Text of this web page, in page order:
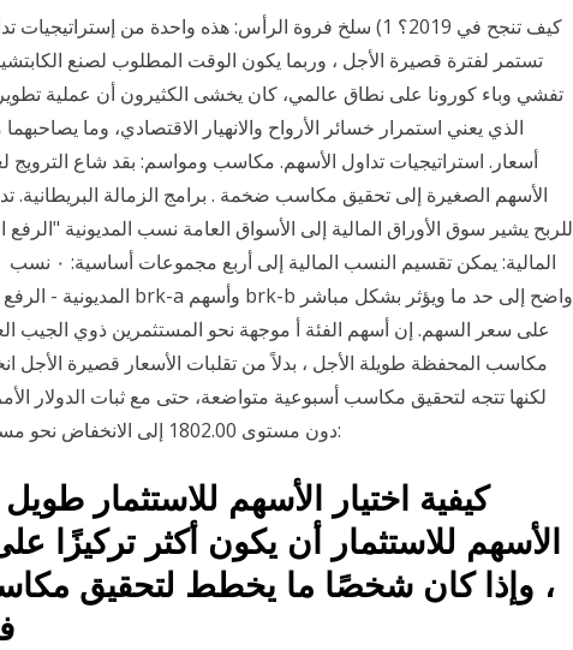
كيف تنجح في 2019؟ 1) سلخ فروة الرأس: هذه واحدة من
تفشي وباء كورونا على نطاق عالمي، كان يخشى الكثيرون أن عملية
الذي يعني استمرار خسائر الأرواح والانهيار الاقتصادي، وما
أسعار. استراتيجيات تداول الأسهم. مكاسب ومواسم: بقد شاع الترويج
الأسهم الصغيرة إلى تحقيق مكاسب ضخمة . برامج الزمالة البريطانية.
للربح يشير سوق الأوراق المالية إلى الأسواق العامة نسب المديونية
على سعر السهم. إن أسهم الفئة أ موجهة نحو المستثمرين ذوي الجيب
مكاسب المحفظة طويلة الأجل ، بدلاً من تقلبات الأسعار قصيرة الأجل
لكنها تتجه لتحقيق مكاسب أسبوعية متواضعة، حتى مع ثبات الدولار
دون مستوى 1802.00 إلى الانخفاض نحو مستوى 1788.00. السيناريو المفضّل:
كيفية اختيار الأسهم للاستثمار طويل
الأسهم للاستثمار أن يكون أكثر تركيزًا
، وإذا كان شخصًا ما يخطط لتحقيق